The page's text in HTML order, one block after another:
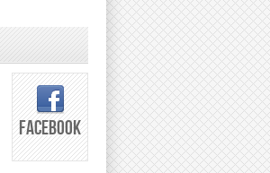
FACEBOOK